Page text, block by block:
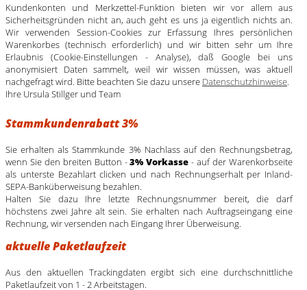
Kundenkonten und Merkzettel-Funktion bieten wir vor allem aus
Sicherheitsgründen nicht an, auch geht es uns ja eigentlich nichts an.
Wir verwenden Session-Cookies zur Erfassung Ihres persönlichen
Warenkorbes (technisch erforderlich) und wir bitten sehr um Ihre
Erlaubnis (Cookie-Einstellungen - Analyse), daß Google bei uns
anonymisiert Daten sammelt, weil wir wissen müssen, was aktuell
nachgefragt wird. Bitte beachten Sie dazu unsere Datenschutzhinweise.
Ihre Ursula Stillger und Team
Stammkundenrabatt 3%
Sie erhalten als Stammkunde 3% Nachlass auf den Rechnungsbetrag,
wenn Sie den breiten Button -3% Vorkasse - auf der Warenkorbseite
als unterste Bezahlart clicken und nach Rechnungserhalt per Inland-
SEPA-Banküberweisung bezahlen.
Halten Sie dazu Ihre letzte Rechnungsnummer bereit, die darf
höchstens zwei Jahre alt sein. Sie erhalten nach Auftragseingang eine
Rechnung, wir versenden nach Eingang Ihrer Überweisung.
aktuelle Paketlaufzeit
Aus den aktuellen Trackingdaten ergibt sich eine durchschnittliche
Paketlaufzeit von 1 - 2 Arbeitstagen.